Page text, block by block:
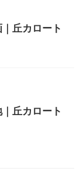
丘カロート
丘カロート